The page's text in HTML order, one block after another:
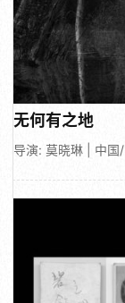
无何有之地
导演: 莫晓琳 | 中